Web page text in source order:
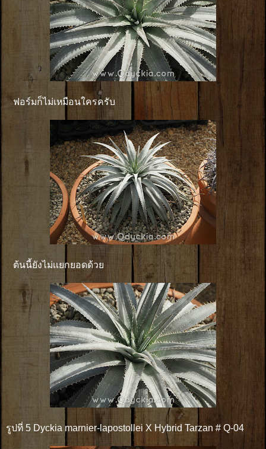
ฟอร์มก็ไม่เหมือนใครครับ
ต้นนี้ยังไม่เเยกยอดด้วย
รูปที่ 5 Dyckia marnier-lapostollei X Hybrid Tarzan # Q-04